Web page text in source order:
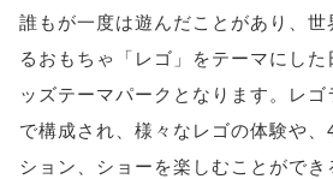
誰もが一度は遊んだことがあり、
るおもちゃ「レゴ」をテーマにし
ッズテーマパークとなります。レ
で構成され、様々なレゴの体験や
ション、ショーを楽しむことがで